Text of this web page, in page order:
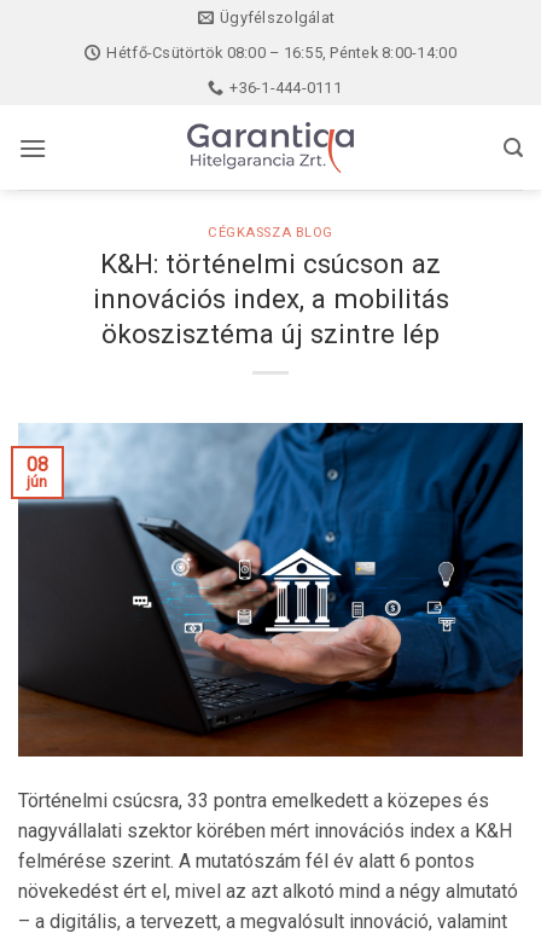
Ügyfélszolgálat
Hétfő-Csütörtök 08:00 – 16:55, Péntek 8:00-14:00
+36-1-444-0111
CÉGKASSZA BLOG
K&H: történelmi csúcson az
innovációs index, a mobilitás
ökoszisztéma új szintre lép
08
jún
Történelmi csúcsra, 33 pontra emelkedett a közepes és
nagyvállalati szektor körében mért innovációs index a K&H
felmérése szerint. A mutatószám fél év alatt 6 pontos
növekedést ért el, mivel az azt alkotó mind a négy almutató
– a digitális, a tervezett, a megvalósult innováció, valamint